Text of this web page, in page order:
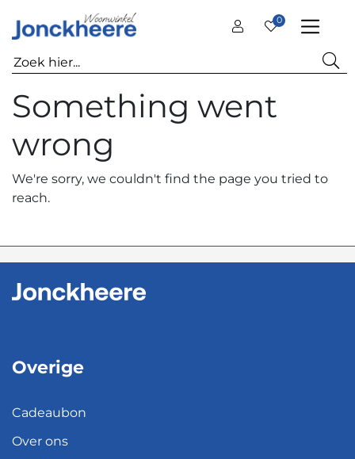
0
Something went
wrong
We're sorry, we couldn't find the page you tried to
reach.
Overige
Cadeaubon
Over ons